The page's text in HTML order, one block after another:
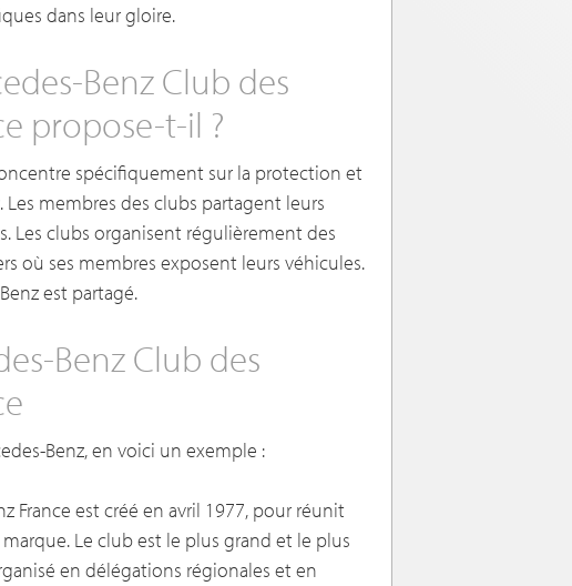
dans leur gloire.
Benz Club des
propose-t-il ?
spécifiquement sur la protection et
membres des clubs partagent leurs
Les clubs organisent régulièrement des
où ses membres exposent leurs véhicules.
est partagé.
Benz Club des
Benz, en voici un exemple :
France est créé en avril 1977, pour réunit
Le club est le plus grand et le plus
en délégations régionales et en